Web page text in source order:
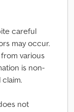
careful
may occur.
various
is non-
not